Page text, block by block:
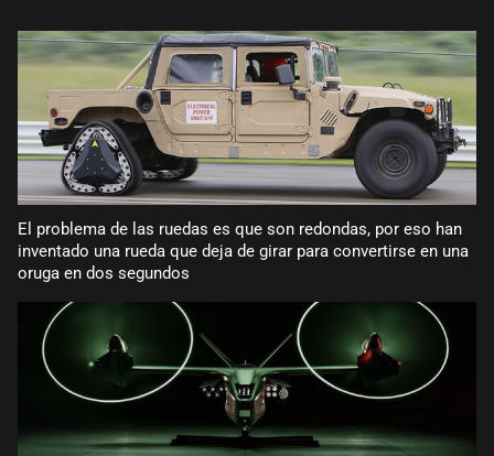
El problema de las ruedas es que son redondas, por eso han
inventado una rueda que deja de girar para convertirse en una
oruga en dos segundos